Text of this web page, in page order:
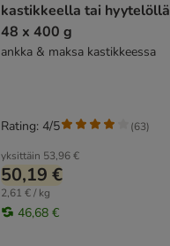
kastikkeella tai hyytelöllä
48 x 400 g
ankka & maksa kastikkeessa
yksittäin 53,96 €
50,19 €
2,61 € / kg
46,68 €
Rating: 4/5 (63)